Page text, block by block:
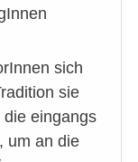
sich
sie
eingangs
um an die